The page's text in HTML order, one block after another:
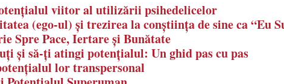
viitor al utilizării psihedelicelor
(ego-ul) și trezirea la conștiința de sine ca “Eu
Spre Pace, Iertare și Bunătate
și să-ți atingi potențialul: Un ghid pas cu pas
lor transpersonal